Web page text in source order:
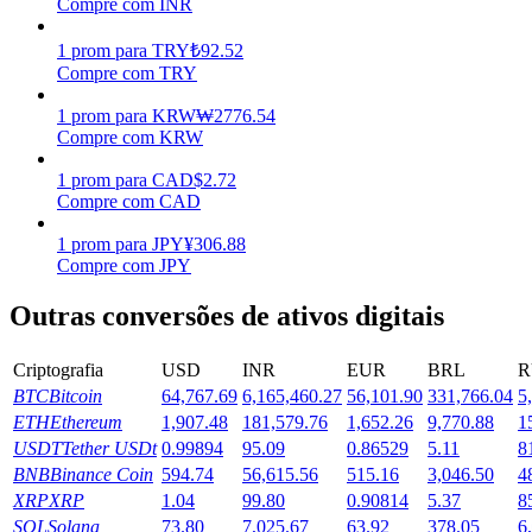
Ganhar
Ganhe recompensas competitivas diariamente
1 prom para TRY₺92.52
Compre com TRY
1 prom para KRW₩2776.54
Compre com KRW
1 prom para CAD$2.72
Compre com CAD
1 prom para JPY¥306.88
Compre com JPY
Outras conversões de ativos digitais
Criptografia USD INR EUR BRL
BTCBitcoin 64,767.69 6,165,460.27 56,101.90 331,766.04
ETHEthereum 1,907.48 181,579.76 1,652.26 9,770.88
USDTTether USDt 0.99894 95.09 0.86529 5.11
BNBBinance Coin 594.74 56,615.56 515.16 3,046.50
XRPXRP 1.04 99.80 0.90814 5.37
SOLSolana 73.80 7,025.67 63.92 378.05